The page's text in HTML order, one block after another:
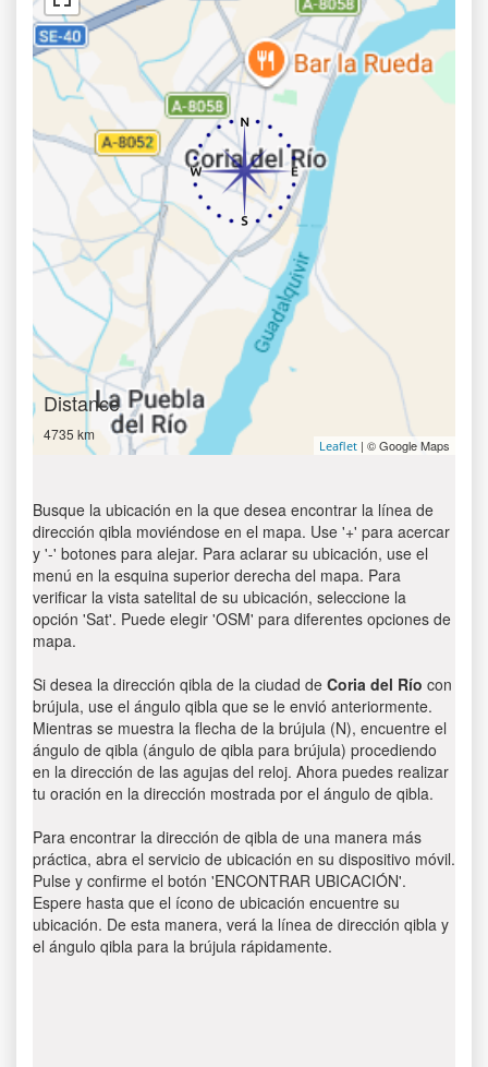
Distance
4735 km
Leaflet | © Google Maps
Busque la ubicación en la que desea encontrar la línea de
dirección qibla moviéndose en el mapa. Use '+' para acercar
y '-' botones para alejar. Para aclarar su ubicación, use el
menú en la esquina superior derecha del mapa. Para
verificar la vista satelital de su ubicación, seleccione la
opción 'Sat'. Puede elegir 'OSM' para diferentes opciones de
mapa.
Si desea la dirección qibla de la ciudad de Coria del Río con
brújula, use el ángulo qibla que se le envió anteriormente.
Mientras se muestra la flecha de la brújula (N), encuentre el
ángulo de qibla (ángulo de qibla para brújula) procediendo
en la dirección de las agujas del reloj. Ahora puedes realizar
tu oración en la dirección mostrada por el ángulo de qibla.
Para encontrar la dirección de qibla de una manera más
práctica, abra el servicio de ubicación en su dispositivo móvil.
Pulse y confirme el botón 'ENCONTRAR UBICACIÓN'.
Espere hasta que el ícono de ubicación encuentre su
ubicación. De esta manera, verá la línea de dirección qibla y
el ángulo qibla para la brújula rápidamente.